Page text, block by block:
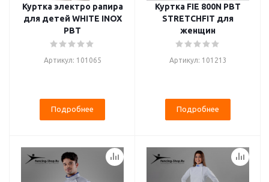
Куртка электро рапира
для детей WHITE INOX
PBT
Артикул: 101065
Подробнее
Куртка FIE 800N PBT
STRETCHFIT для
женщин
Артикул: 101213
Подробнее